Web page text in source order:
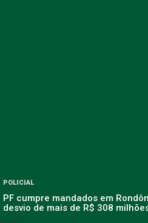
POLICIAL
PF cumpre mandados em
desvio de mais de R$ 308